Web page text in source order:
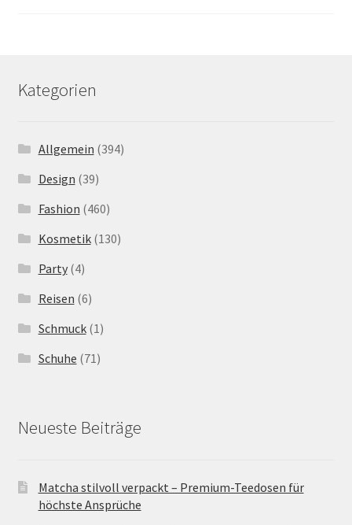
Kategorien
Allgemein (394)
Design (39)
Fashion (460)
Kosmetik(130)
Party(4)
Reisen (6)
Schmuck(1)
Schuhe (71)
Neueste Beiträge
Matcha stilvoll verpackt – Premium-Teedosen für
höchste Ansprüche